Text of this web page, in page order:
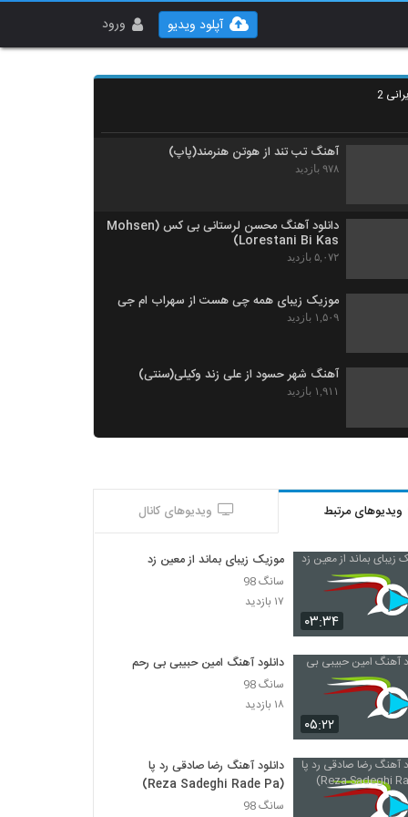
ورود آپلود ویدیو
2
دانلود آهنگ آروم آروم از سیاوش قمصری
آهنگ تب تند از هوتن هنرمند(پاپ)
۹۷۸ بازدید
دانلود آهنگ محسن لرستانی بی کس (Mohsen
Lorestani Bi Kas)
۵,۰۷۲ بازدید
موزیک زیبای همه چی هست از سهراب ام جی
۱,۵۰۹ بازدید
آهنگ شهر حسود از علی زند وکیلی(سنتی)
۱,۹۱۱ بازدید
دانلود آهنگ رفتی که برگردی از عماد حامدی به
همراه متن ترانه
۴,۴۱۶ بازدید
آهنگ ادوارد بنام کی به جز تو
۱,۶۸۱ بازدید
آهنگ دریای عشق از فرزین فروزان(پاپ)
۸۹۶ بازدید
۱,۱۲۳ بازدید
ویدیوهای مرتبط ویدیوهای کانال
۰۳:۳۴
موزیک زیبای بماند از معین زد
سانگ 98
۱۷ بازدید
۰۵:۲۲
دانلود آهنگ امین حبیبی بی رحم
سانگ 98
۱۸ بازدید
دانلود آهنگ رضا صادقی رد پا
(Reza Sadeghi Rade Pa)
سانگ 98